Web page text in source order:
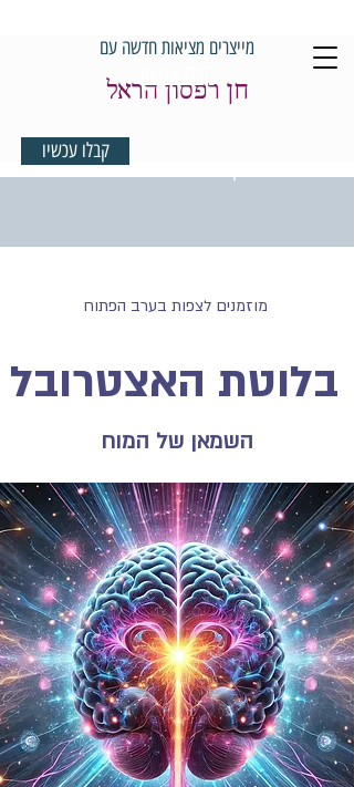
מייצרים מציאות חדשה עם
חן רפסון הראל
קבלו עכשיו
מוזמנים לצפות בערב הפתוח
בלוטת האצטרובל
השמאן של המוח